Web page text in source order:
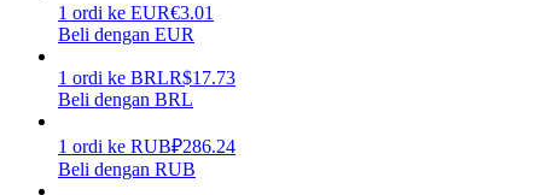
Babi Kekuatan
1 ordi ke EUR€3.01
Beli dengan EUR
1 ordi ke BRLR$17.73
Beli dengan BRL
1 ordi ke RUB₽286.24
Beli dengan RUB